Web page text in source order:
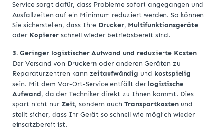
Service sorgt dafür, dass Probleme sofort angegangen und
Ausfallzeiten auf ein Minimum reduziert werden. So können
Sie sicherstellen, dass Ihre Drucker, Multifunktionsgeräte
oder Kopierer schnell wieder betriebsbereit sind.
3. Geringer logistischer Aufwand und reduzierte Kosten
Der Versand von Druckern oder anderen Geräten zu
Reparaturzentren kann zeitaufwändig und kostspielig
sein. Mit dem Vor-Ort-Service entfällt der logistische
Aufwand, da der Techniker direkt zu Ihnen kommt. Dies
spart nicht nur Zeit, sondern auch Transportkosten und
stellt sicher, dass Ihr Gerät so schnell wie möglich wieder
einsatzbereit ist.